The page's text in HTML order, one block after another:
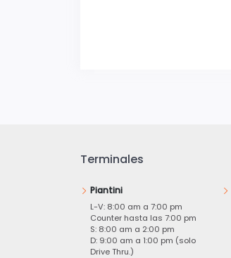
Terminales
Piantini
L-V: 8:00 am a 7:00 pm
Counter hasta las 7:00 pm
S: 8:00 am a 2:00 pm
D: 9:00 am a 1:00 pm (solo
Drive Thru.)